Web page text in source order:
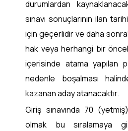
durumlardan
sınavı sonuçlarının ilan
için geçerlidir ve daha
hak veya herhangi bir
içerisinde atama yapılan
nedenle boşalması
kazanan aday atanacaktır.
Giriş sınavında 70
olmak bu sıralamaya